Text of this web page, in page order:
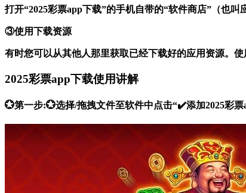
打开“2025彩票app下载”的手机自带的“软件商店”（也
③使用下载资源
有时您可以从其他人那里获取已经下载好的应用资源。
2025彩票app下载使用讲解
💮第一步:💮选择/拖拽文件至软件中点击“✔️添加2025彩